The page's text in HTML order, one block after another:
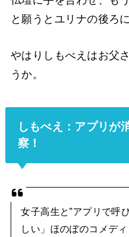
と願うとユリナの後ろ
やはりしもべえはお父
うか。
しもべえ：アプリが
察！
女子高生と”アプリで呼
しい」ほのぼのコメデ